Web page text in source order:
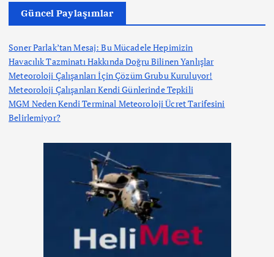
Güncel Paylaşımlar
Soner Parlak’tan Mesaj: Bu Mücadele Hepimizin
Havacılık Tazminatı Hakkında Doğru Bilinen Yanlışlar
Meteoroloji Çalışanları İçin Çözüm Grubu Kuruluyor!
Meteoroloji Çalışanları Kendi Günlerinde Tepkili
MGM Neden Kendi Terminal Meteoroloji Ücret Tarifesini
Belirlemiyor?